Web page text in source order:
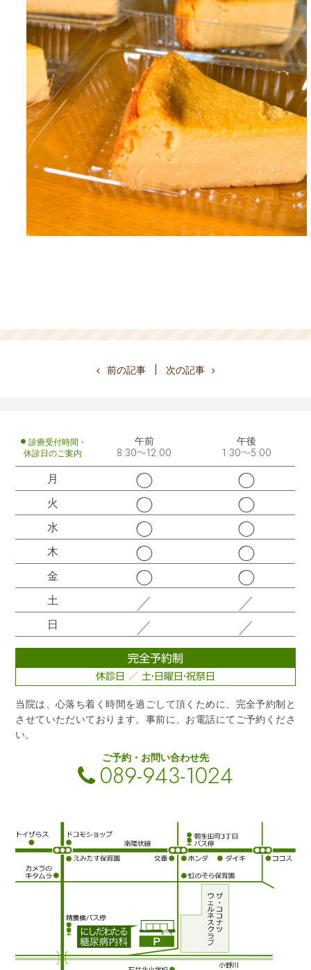
前の記事 次の記事
診療受付時間・
休診日のご案内
午前
8:30～12:00
午後
1:30～5:00
月 ◯ ◯
火 ◯ ◯
水 ◯ ◯
木 ◯ ◯
金 ◯ ◯
土 ／ ／
日 ／ ／
完全予約制
休診日 ／ 土・日曜日・祝祭日
当院は、心落ち着く時間を過ごして頂くために、完全予約制と
させていただいております。事前に、お電話にてご予約くださ
い。
ご予約・お問い合わせ先
089-943-1024